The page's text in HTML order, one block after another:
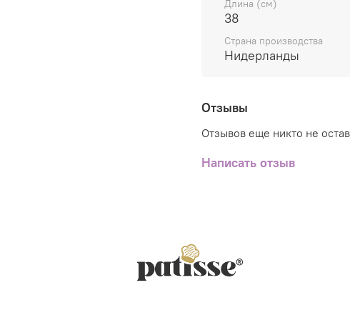
пекарей и
Удобство,
максимально
Длина (см)
38
Страна производства
Нидерланды
Отзывы
Отзывов еще никто не
Написать отзыв